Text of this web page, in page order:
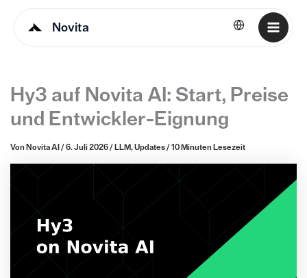
Novita Deutsch
Hy3 auf Novita AI: Start, Preise
und Entwickler-Eignung
Von Novita AI / 6. Juli 2026/ LLM,Updates/ 10 Minuten Lesezeit